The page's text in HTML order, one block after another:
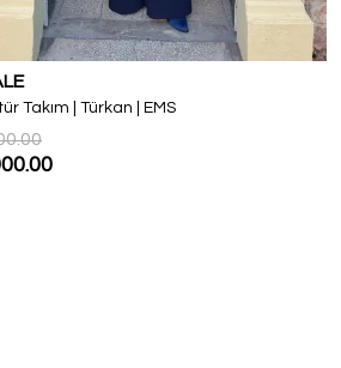
Takım | Türkan | EMS